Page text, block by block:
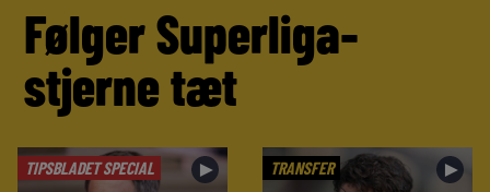
Følger Superliga-
stjerne tæt
TIPSBLADET SPECIAL ► TRANSFER ►